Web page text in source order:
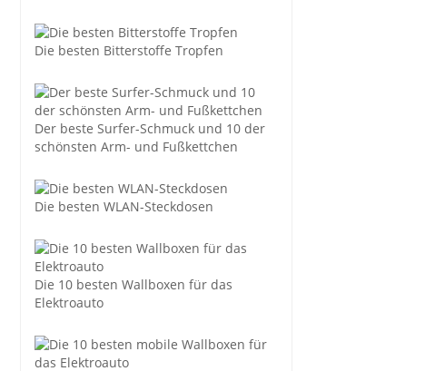
Die besten Bitterstoffe Tropfen
Der beste Surfer-Schmuck und 10 der
schönsten Arm- und Fußkettchen
Die besten WLAN-Steckdosen
Die 10 besten Wallboxen für das
Elektroauto